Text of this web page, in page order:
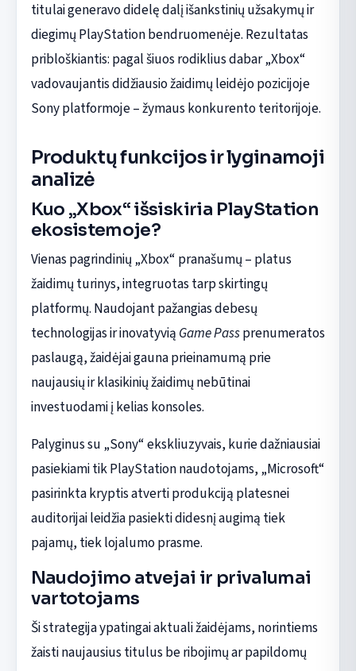
titulai generavo didelę dalį išankstinių užsakymų ir
diegimų PlayStation bendruomenėje. Rezultatas
pribloškiantis: pagal šiuos rodiklius dabar „Xbox“
vadovaujantis didžiausio žaidimų leidėjo pozicijoje
Sony platformoje – žymaus konkurento teritorijoje.
Produktų funkcijos ir lyginamoji
analizė
Kuo „Xbox“ išsiskiria PlayStation
ekosistemoje?
Vienas pagrindinių „Xbox“ pranašumų – platus
žaidimų turinys, integruotas tarp skirtingų
platformų. Naudojant pažangias debesų
technologijas ir inovatyvią Game Passprenumeratos
paslaugą, žaidėjai gauna prieinamumą prie
naujausių ir klasikinių žaidimų nebūtinai
investuodami į kelias konsoles.
Palyginus su „Sony“ ekskliuzyvais, kurie dažniausiai
pasiekiami tik PlayStation naudotojams, „Microsoft“
pasirinkta kryptis atverti produkciją platesnei
auditorijai leidžia pasiekti didesnį augimą tiek
pajamų, tiek lojalumo prasme.
Naudojimo atvejai ir privalumai
vartotojams
Ši strategija ypatingai aktuali žaidėjams, norintiems
žaisti naujausius titulus be ribojimų ar papildomų